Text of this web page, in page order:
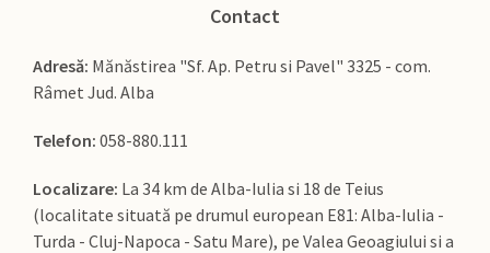
Contact
Adresă: Mănăstirea "Sf. Ap. Petru si Pavel" 3325 - com.
Râmet Jud. Alba
Telefon: 058-880.111
Localizare: La 34 km de Alba-Iulia si 18 de Teius
(localitate situată pe drumul european E81: Alba-Iulia -
Turda - Cluj-Napoca - Satu Mare), pe Valea Geoagiului si a